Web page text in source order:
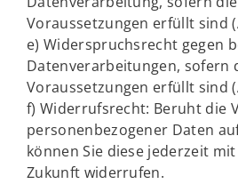
Voraussetzungen erfüllt sind
e) Widerspruchsrecht gegen
Datenverarbeitungen, sofern
Voraussetzungen erfüllt sind
f) Widerrufsrecht: Beruht die
personenbezogener Daten
können Sie diese jederzeit
Zukunft widerrufen.